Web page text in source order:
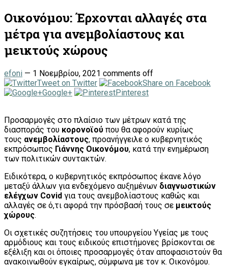
Οικονόμου: Έρχονται αλλαγές στα
μέτρα για ανεμβολίαστους και
μεικτούς χώρους
efoni — 1 Νοεμβρίου, 2021 comments off
Tweet on Twitter
Share on Facebook
Google+
Pinterest
Προσαρμογές στο πλαίσιο των μέτρων κατά της
διασποράς του κορoνοϊού που θα αφορούν κυρίως
τους ανεμβολίαστους, προανήγγειλε ο κυβερνητικός
εκπρόσωπος Γιάννης Οικονόμου, κατά την ενημέρωση
των πολιτικών συντακτών.
Ειδικότερα, ο κυβερνητικός εκπρόσωπος έκανε λόγο
μεταξύ άλλων για ενδεχόμενο αυξημένων διαγνωστικών
ελέγχων Covid για τους ανεμβολίαστους καθώς και
αλλαγές σε ό,τι αφορά την πρόσβασή τους σε μεικτούς
χώρους.
Οι σχετικές συζητήσεις του υπουργείου Υγείας με τους
αρμόδιους και τους ειδικούς επιστήμονες βρίσκονται σε
εξέλιξη και οι όποιες προσαρμογές όταν αποφασιστούν θα
ανακοινωθούν εγκαίρως, σύμφωνα με τον κ. Οικονόμου.